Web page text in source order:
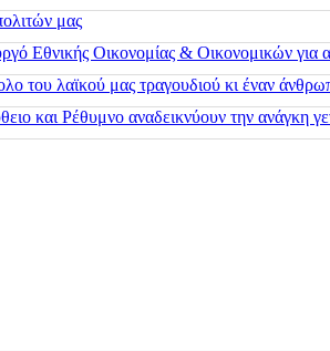
μας
Εθνικής Οικονομίας & Οικονομικών
του λαϊκού μας τραγουδιού κι έναν
και Ρέθυμνο αναδεικνύουν την ανάγκη